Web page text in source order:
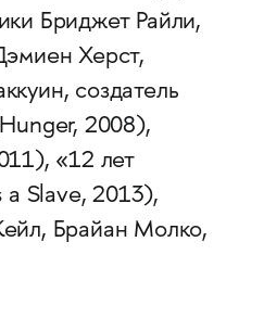
Бриджет Райли,
Херст,
создатель
2008),
«12 лет
a Slave, 2013),
Брайан Молко,